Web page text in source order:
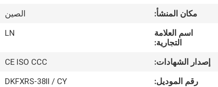
فيديوهات
معلومات
مكان المنشأ:
الصين
اسم العلامة
التجارية:
LN
إصدار الشهادات:
CE ISO CCC
رقم الموديل:
DKFXRS-38II / CY